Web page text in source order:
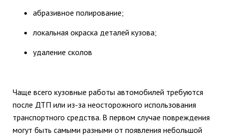
абразивное полирование;
локальная окраска деталей кузова;
удаление сколов
Чаще всего кузовные работы автомобилей требуются
после ДТП или из-за неосторожного использования
транспортного средства. В первом случае повреждения
могут быть самыми разными от появления небольшой